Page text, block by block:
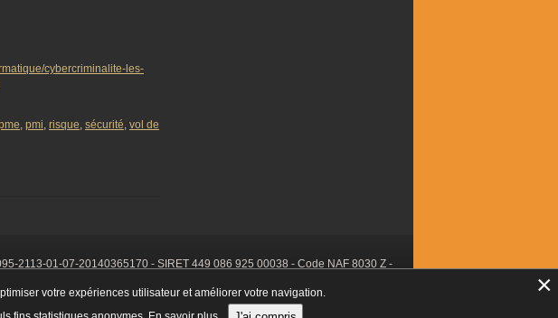
cybercriminalite-les-
, pmi, risque, sécurité, vol de
2113-01-07-20140365170 - SIRET 449 086 925 00038 - Code NAF 8030 Z -
votre expériences utilisateur et améliorer votre navigation.
×